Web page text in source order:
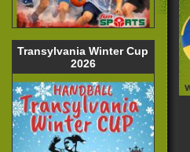
Transylvania Winter Cup
2026